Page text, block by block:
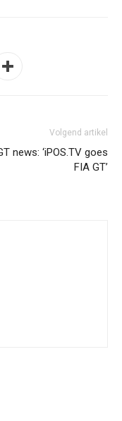
Volgend artikel
news: ‘iPOS.TV goes
FIA GT’